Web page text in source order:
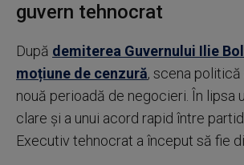
guvern tehnocrat
După demiterea Guvernului Ilie
moțiune de cenzură, scena
nouă perioadă de negocieri. În lipsa
clare și a unui acord rapid între
Executiv tehnocrat a început să fie